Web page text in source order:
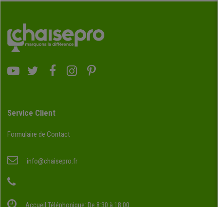
Service Client
Formulaire de Contact
info@chaisepro.fr
Accueil Téléphonique: De 8:30 à 18:00